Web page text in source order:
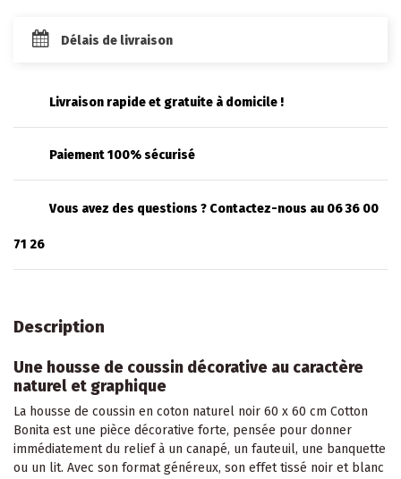
Délais de livraison
Livraison rapide et gratuite à domicile !
Paiement 100% sécurisé
Vous avez des questions ? Contactez-nous au 06 36 00
71 26
Description
Une housse de coussin décorative au caractère
naturel et graphique
La housse de coussin en coton naturel noir 60 x 60 cm Cotton
Bonita est une pièce décorative forte, pensée pour donner
immédiatement du relief à un canapé, un fauteuil, une banquette
ou un lit. Avec son format généreux, son effet tissé noir et blanc